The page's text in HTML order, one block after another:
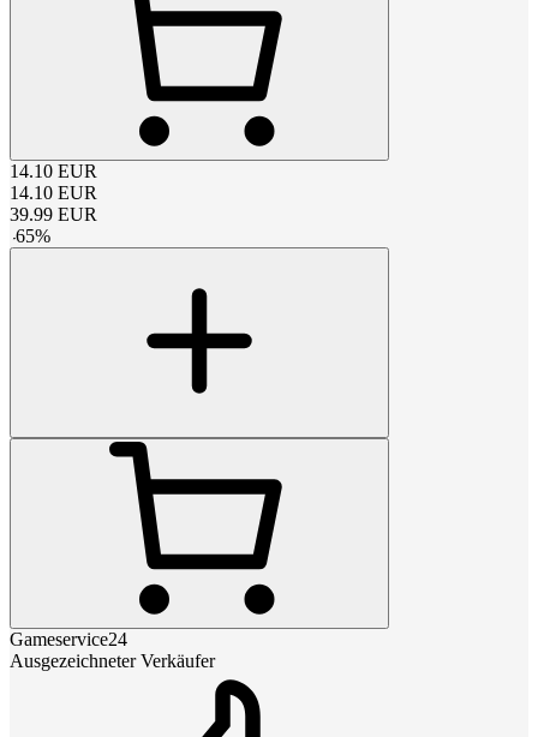
14.10 EUR
14.10 EUR
39.99 EUR
-65%
Gameservice24
Ausgezeichneter Verkäufer